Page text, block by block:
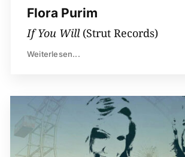
Flora Purim
If You Will (Strut Records)
Weiterlesen...